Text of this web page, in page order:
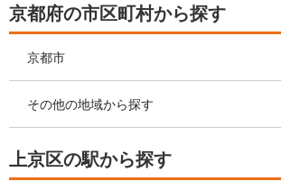
京都府の市区町村から探す
京都市
その他の地域から探す
上京区の駅から探す